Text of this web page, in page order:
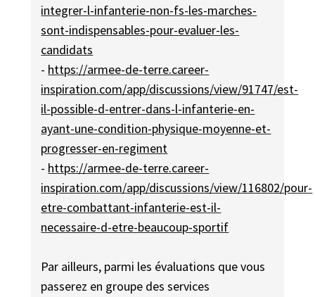
integrer-l-infanterie-non-fs-les-marches-
sont-indispensables-pour-evaluer-les-
candidats
- https://armee-de-terre.career-
inspiration.com/app/discussions/view/91747/est-
il-possible-d-entrer-dans-l-infanterie-en-
ayant-une-condition-physique-moyenne-et-
progresser-en-regiment
- https://armee-de-terre.career-
inspiration.com/app/discussions/view/116802/pour-
etre-combattant-infanterie-est-il-
necessaire-d-etre-beaucoup-sportif
Par ailleurs, parmi les évaluations que vous
passerez en groupe des services